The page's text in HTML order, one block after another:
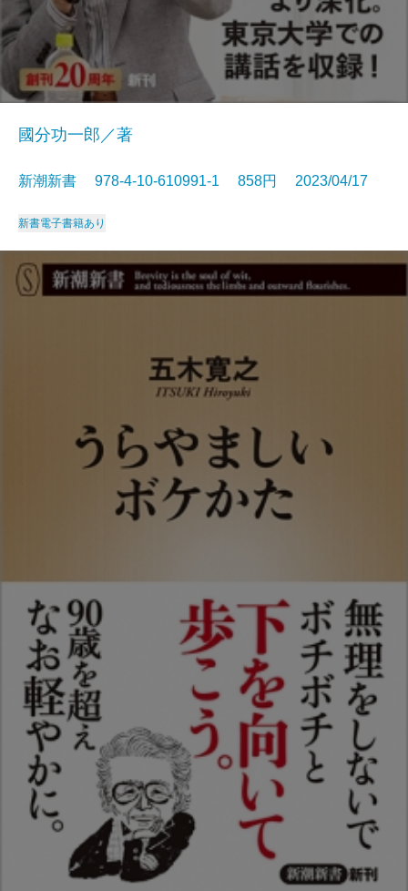
國分功一郎／著
新潮新書 978-4-10-610991-1 858円 2023/04/17
新書電子書籍あり